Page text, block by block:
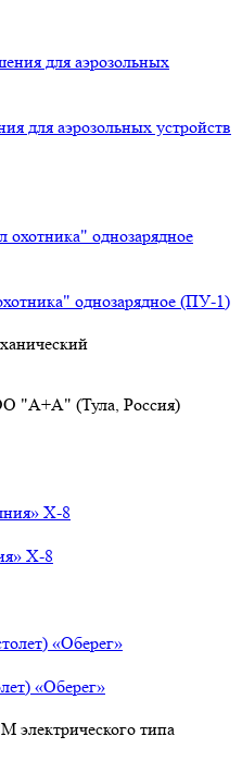
для аэрозольных устройств
однозарядное (ПУ-1)
"А+А" (Тула, Россия)
Х-8
«Оберег»
электрического типа